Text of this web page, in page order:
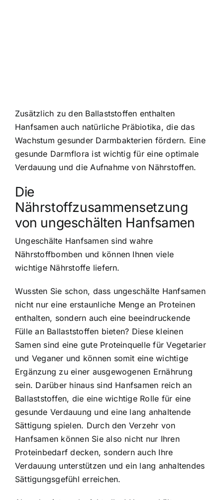
Zusätzlich zu den Ballaststoffen enthalten
Hanfsamen auch natürliche Präbiotika, die das
Wachstum gesunder Darmbakterien fördern. Eine
gesunde Darmflora ist wichtig für eine optimale
Verdauung und die Aufnahme von Nährstoffen.
Die
Nährstoffzusammensetzung
von ungeschälten Hanfsamen
Ungeschälte Hanfsamen sind wahre
Nährstoffbomben und können Ihnen viele
wichtige Nährstoffe liefern.
Wussten Sie schon, dass ungeschälte Hanfsamen
nicht nur eine erstaunliche Menge an Proteinen
enthalten, sondern auch eine beeindruckende
Fülle an Ballaststoffen bieten? Diese kleinen
Samen sind eine gute Proteinquelle für Vegetarier
und Veganer und können somit eine wichtige
Ergänzung zu einer ausgewogenen Ernährung
sein. Darüber hinaus sind Hanfsamen reich an
Ballaststoffen, die eine wichtige Rolle für eine
gesunde Verdauung und eine lang anhaltende
Sättigung spielen. Durch den Verzehr von
Hanfsamen können Sie also nicht nur Ihren
Proteinbedarf decken, sondern auch Ihre
Verdauung unterstützen und ein lang anhaltendes
Sättigungsgefühl erreichen.